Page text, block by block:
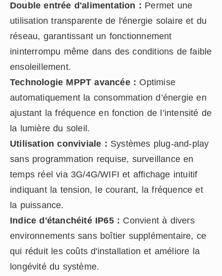
Double entrée d'alimentation : Permet une
utilisation transparente de l'énergie solaire et du
réseau, garantissant un fonctionnement
ininterrompu même dans des conditions de faible
ensoleillement.
Technologie MPPT avancée : Optimise
automatiquement la consommation d’énergie en
ajustant la fréquence en fonction de l’intensité de
la lumière du soleil.
Utilisation conviviale : Systèmes plug-and-play
sans programmation requise, surveillance en
temps réel via 3G/4G/WIFI et affichage intuitif
indiquant la tension, le courant, la fréquence et
la puissance.
Indice d'étanchéité IP65 : Convient à divers
environnements sans boîtier supplémentaire, ce
qui réduit les coûts d'installation et améliore la
longévité du système.